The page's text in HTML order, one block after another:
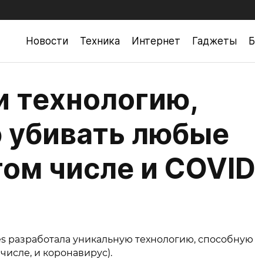
Новости Техника Интернет Гаджеты
технологию,
убивать любые
числе и
разработала уникальную технологию,
и коронавирус).